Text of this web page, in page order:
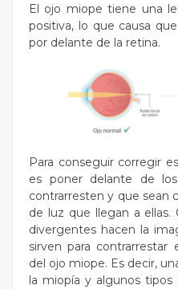
El ojo miope tiene una
positiva, lo que causa
por delante de la retina.
Para conseguir corregir
es poner delante de
contrarresten y que sean
de luz que llegan a ellas.
divergentes hacen la
sirven para contrarrestar
del ojo miope. Es decir,
la miopía y algunos